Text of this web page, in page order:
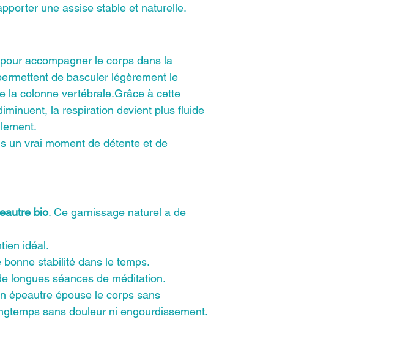
une assise stable et naturelle.
accompagner le corps dans la
de basculer légèrement le
la colonne vertébrale.Grâce à cette
la respiration devient plus fluide
un vrai moment de détente et de
bio. Ce garnissage naturel a de
idéal.
bonne stabilité dans le temps.
longues séances de méditation.
épeautre épouse le corps sans
sans douleur ni engourdissement.